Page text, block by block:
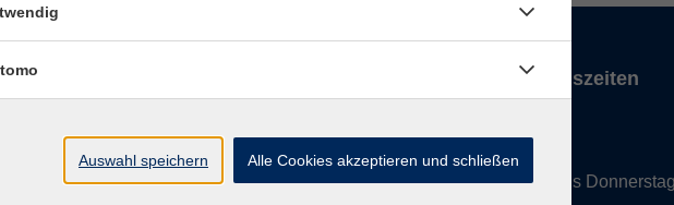
e.V.
Pfarrer-Seidl-Str. 1
93413 Cham
Öffnungszeiten
VHS
Montag bis Donnerstag
Auswahl speichern Alle Cookies akzeptieren und schließen